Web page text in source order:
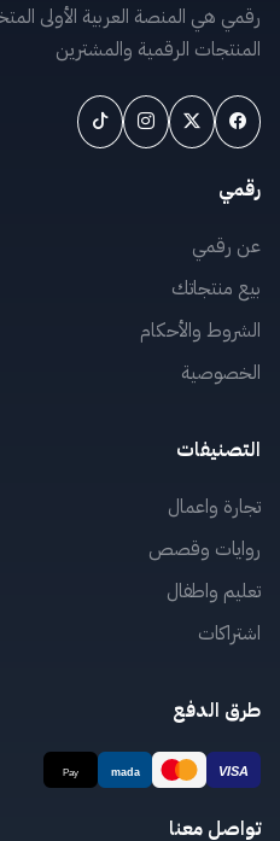
رقمي هي المنصة العربية الأولى
المنتجات الرقمية والمشترين
رقمي
عن رقمي
بيع منتجاتك
الشروط والأحكام
الخصوصية
التصنيفات
تجارة واعمال
روايات وقصص
تعليم واطفال
اشتراكات
طرق الدفع
تواصل معنا